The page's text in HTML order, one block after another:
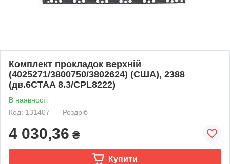
Комплект прокладок верхній
(4025271/3800750/3802624) (США), 2388
(дв.6CTAA 8.3/CPL8222)
В наявності
Код: 131407
Роздріб
4 030,36 ₴
Купити